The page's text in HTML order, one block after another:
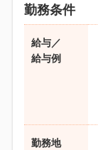
勤務条件
給与／
給与例
勤務地